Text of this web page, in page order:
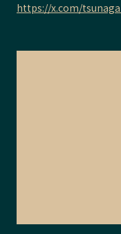
https://x.com/